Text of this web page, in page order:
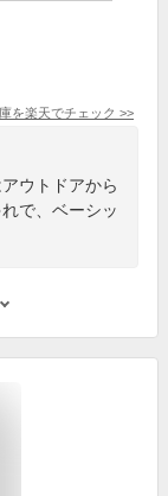
を楽天でチェック >>
ウトドアから
で、ベーシッ